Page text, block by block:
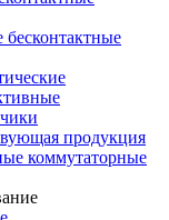
продукция
коммутаторные